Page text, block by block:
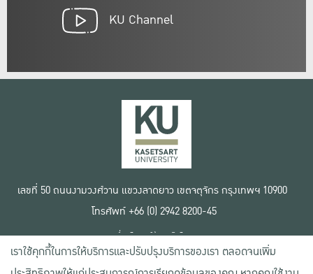
KU Channel
เลขที่ 50 ถนนงามวงศ์วาน แขวงลาดยาว เขตจตุจักร กรุงเทพฯ 10900
โทรศัพท์ +66 (0) 2942 8200-45
เงื่อนไขการใช้งานเว็บไซต์
ข้อตกลงด้านสิทธิ์ใช้งาน
นโยบายความเป็นส่วนตัว
เราใช้คุกกี้ในการให้บริการและปรับปรุงบริการของเรา ตลอดจนเพิ่ม